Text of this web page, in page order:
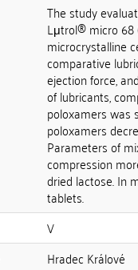
The study
Lμtrol® micro 68
microcrystalline
comparative
ejection force,
of lubricants,
poloxamers was
poloxamers
Parameters of
compression
dried lactose. In
tablets.
V
Hradec Králové